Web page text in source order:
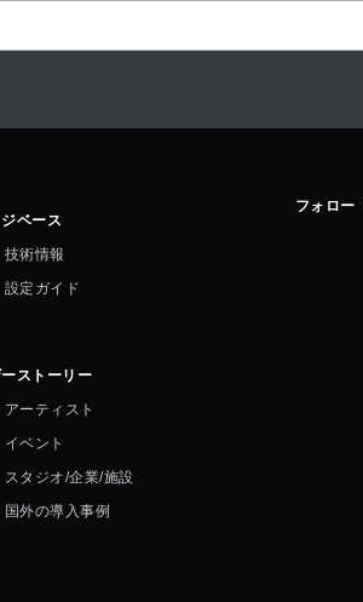
ベース
技術情報
設定ガイド
ストーリー
アーティスト
イベント
スタジオ/企業/施設
国外の導入事例
フォロー